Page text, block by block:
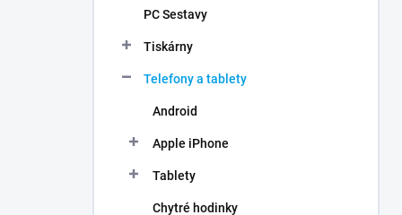
PC Sestavy
Tiskárny
Telefony a tablety
Android
Apple iPhone
Tablety
Chytré hodinky